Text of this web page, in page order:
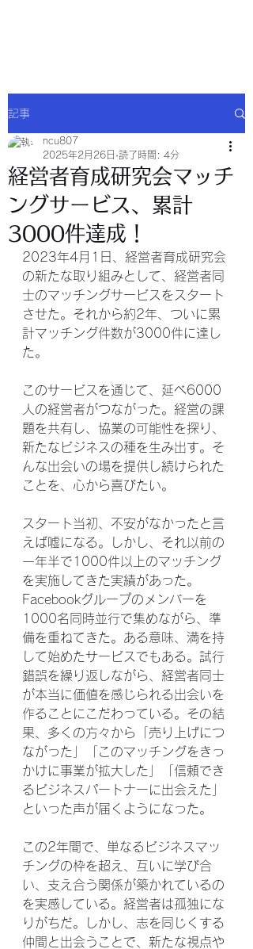
記事
経営者育成研究会マッチ
ングサービス、累計
3000件達成！
ncu807
2025年2月26日 読了時間: 4分
2023年4月1日、経営者育成研究会
の新たな取り組みとして、経営者同
士のマッチングサービスをスタート
させた。それから約2年、ついに累
計マッチング件数が3000件に達し
た。
このサービスを通じて、延べ6000
人の経営者がつながった。経営の課
題を共有し、協業の可能性を探り、
新たなビジネスの種を生み出す。そ
んな出会いの場を提供し続けられた
ことを、心から喜びたい。
スタート当初、不安がなかったと言
えば嘘になる。しかし、それ以前の
一年半で1000件以上のマッチング
を実施してきた実績があった。
Facebookグループのメンバーを
1000名同時並行で集めながら、準
備を重ねてきた。ある意味、満を持
して始めたサービスでもある。試行
錯誤を繰り返しながら、経営者同士
が本当に価値を感じられる出会いを
作ることにこだわっている。その結
果、多くの方々から「売り上げにつ
ながった」「このマッチングをきっ
かけに事業が拡大した」「信頼でき
るビジネスパートナーに出会えた」
といった声が届くようになった。
この2年間で、単なるビジネスマッ
チングの枠を超え、互いに学び合
い、支え合う関係が築かれているの
を実感している。経営者は孤独にな
りがちだ。しかし、志を同じくする
仲間と出会うことで、新たな視点や